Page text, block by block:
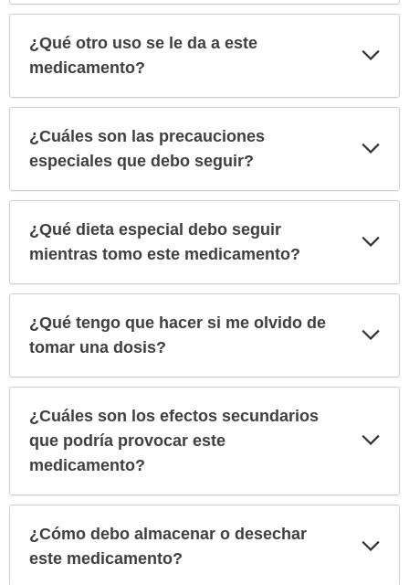
¿Qué otro uso se le da a este
medicamento?
¿Cuáles son las precauciones
especiales que debo seguir?
¿Qué dieta especial debo seguir
mientras tomo este medicamento?
¿Qué tengo que hacer si me olvido de
tomar una dosis?
¿Cuáles son los efectos secundarios
que podría provocar este
medicamento?
¿Cómo debo almacenar o desechar
este medicamento?